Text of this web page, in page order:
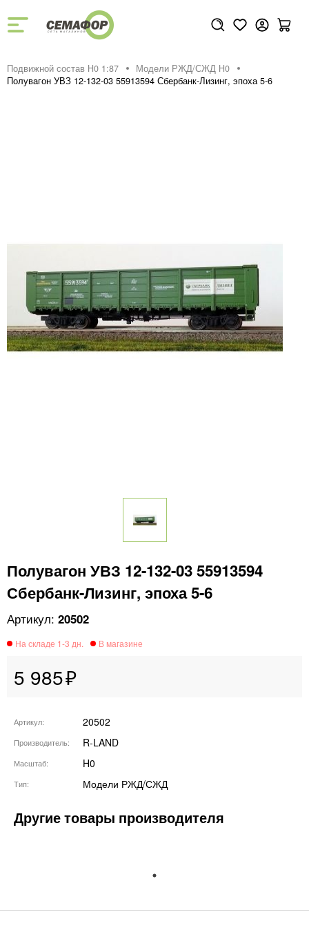
Подвижной состав H0 1:87
Модели РЖД/СЖД H0
Полувагон УВЗ 12-132-03 55913594 Сбербанк-Лизинг, эпоха 5-6
Полувагон УВЗ 12-132-03 55913594
Сбербанк-Лизинг, эпоха 5-6
20502
5 985
Артикул 20502
Производитель R-LAND
Масштаб H0
Тип Модели РЖД/СЖД